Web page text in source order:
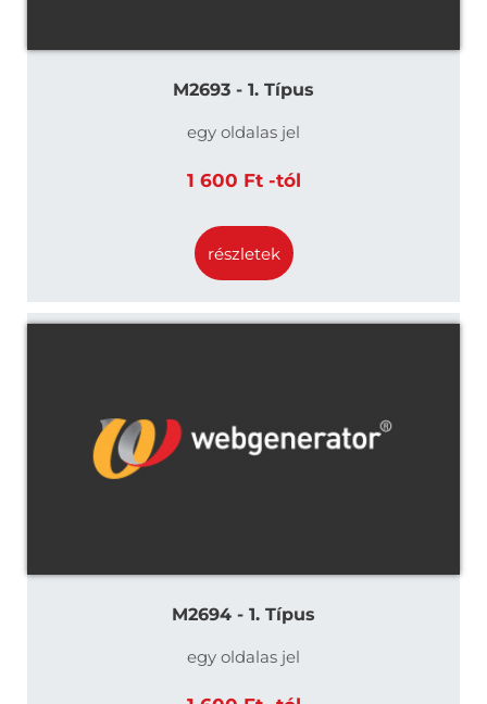
M2693 - 1. Típus
egy oldalas jel
1 600 Ft -tól
részletek
M2694 - 1. Típus
egy oldalas jel